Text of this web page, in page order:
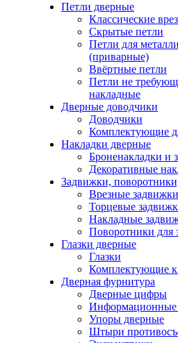
Петли дверные
Классические
Скрытые петли
Петли для
(приварные)
Ввёртные петли
Петли не
накладные
Дверные доводчики
Доводчики
Комплектующие
Накладки дверные
Броненакладки и
Декоративные
Задвижки,
Врезные задвижки
Торцевые
Накладные
Поворотники для
Глазки дверные
Глазки
Комплектующие к
Дверная фурнитура
Дверные цифры
Информационные
Упоры дверные
Штыри